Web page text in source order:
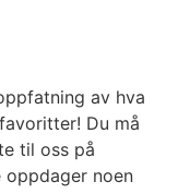
av hva
Du må
til oss på
oppdager noen